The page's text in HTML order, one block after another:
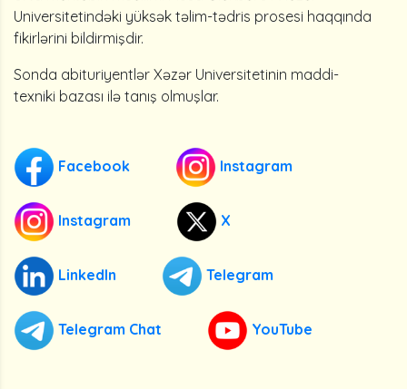
Universitetindəki yüksək təlim-tədris prosesi haqqında
fikirlərini bildirmişdir.
Sonda abituriyentlər Xəzər Universitetinin maddi-
texniki bazası ilə tanış olmuşlar.
Facebook Instagram
Instagram X
LinkedIn Telegram
Telegram Chat YouTube